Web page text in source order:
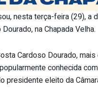
nesta terça-feira (29),
na Chapada Velha.
Cardoso Dourado,
conhecida
presidente eleito da